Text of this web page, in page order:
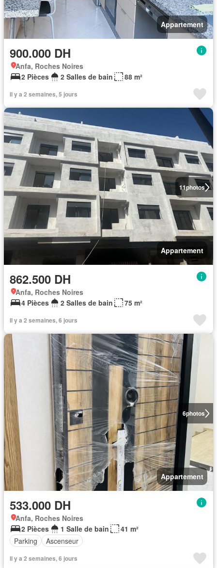
Appartement
900.000 DH
Anfa, Roches Noires
2 Pièces
2 Salles de bain 88 m²
Il y a 2 semaines, 5 jours
11photos
Appartement
862.500 DH
Anfa, Roches Noires
4 Pièces
2 Salles de bain 75 m²
Il y a 2 semaines, 6 jours
6photos
Appartement
533.000 DH
Anfa, Roches Noires
2 Pièces
1 Salle de bain
41 m²
Parking
Ascenseur
Il y a 2 semaines, 6 jours